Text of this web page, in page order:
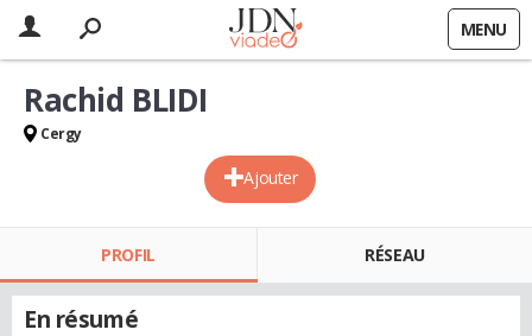
MENU
Ajouter
Rachid BLIDI
Cergy
PROFIL RÉSEAU
En résumé